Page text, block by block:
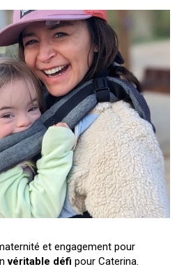
et engagement pour
véritable défi pour Caterina.